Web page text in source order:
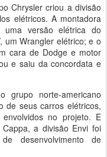
Chrysler criou a divisão
elétricos. A montadora
uma versão elétrica do
um Wrangler elétrico; e o
cara de Dodge e motor
e saiu da concordata e
grupo norte-americano
de seus carros elétricos,
no projeto. E
a divisão Envi foi
desenvolvimento de